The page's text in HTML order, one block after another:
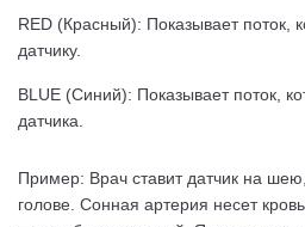
RED (Красный): Показывает поток,
датчику.
BLUE (Синий): Показывает поток,
датчика.
Пример: Врач ставит датчик на
голове. Сонная артерия несет